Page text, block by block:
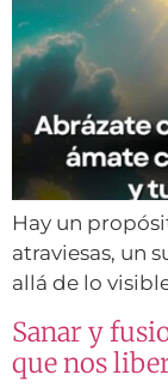
Hay un
atraviesas, un
allá de lo
Sanar y
que nos